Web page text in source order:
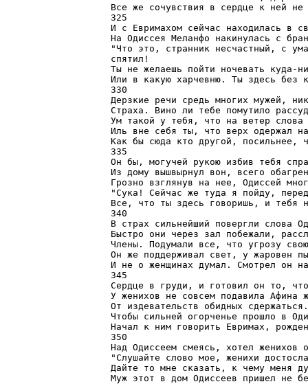
Все же сочувствия в сердце к ней не
325
И с Евримахом сейчас находилась в
На Одиссея Меланфо накинулась с
"Что это, странник несчастный, с
спятил!
Ты не желаешь пойти ночевать куда-
Или в какую харчевню. Ты здесь без
330
Дерзкие речи средь многих мужей,
Страха. Вино ли тебе помутило
Ум такой у тебя, что на ветер слова
Иль вне себя ты, что верх одержал
Как бы сюда кто другой, посильнее,
335
Он бы, могучей рукою избив тебя
Из дому вышвырнул вон, всего
Грозно взглянув на нее, Одиссей
"Сука! Сейчас же туда я пойду,
Все, что ты здесь говоришь, и тебя
340
В страх сильнейший повергли слова
Быстро они через зал побежали,
Члены. Подумали все, что угрозу
Он же поддерживал свет, у жаровен
И не о женщинах думал. Смотрел он
345
Сердце в груди, и готовил он то,
У женихов не совсем подавила Афина
От издевательств обидных
Чтобы сильней огорченье прошло в
Начал к ним говорить Евримах,
350
Над Одиссеем смеясь, хотел женихов
"Слушайте слово мое, женихи
Дайте то мне сказать, к чему меня
Муж этот в дом Одиссеев пришел не